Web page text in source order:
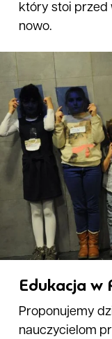
który stoi przed
nowo.
Edukacja w
Proponujemy
nauczycielom